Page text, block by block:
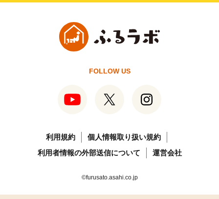
FOLLOW US
利用規約
個人情報取り扱い規約
利用者情報の外部送信について
運営会社
©furusato.asahi.co.jp